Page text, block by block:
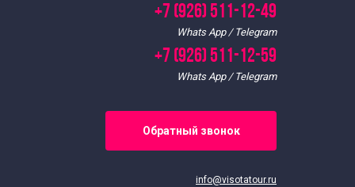
+7 (926) 511-12-49
Whats App / Telegram
+7 (926) 511-12-59
Whats App / Telegram
Обратный звонок
info@visotatour.ru